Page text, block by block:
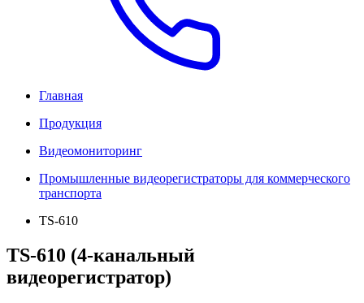
Главная
Продукция
Видеомониторинг
Промышленные видеорегистраторы для коммерческого
транспорта
TS-610
TS-610 (4-канальный
видеорегистратор)